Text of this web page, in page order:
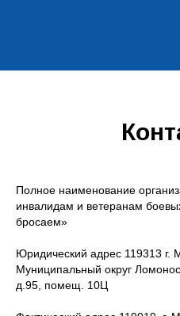
Полное наименование
инвалидам и ветеранам
бросаем»
Юридический адрес 119313 г.
Муниципальный округ
д.95, помещ. 10Ц